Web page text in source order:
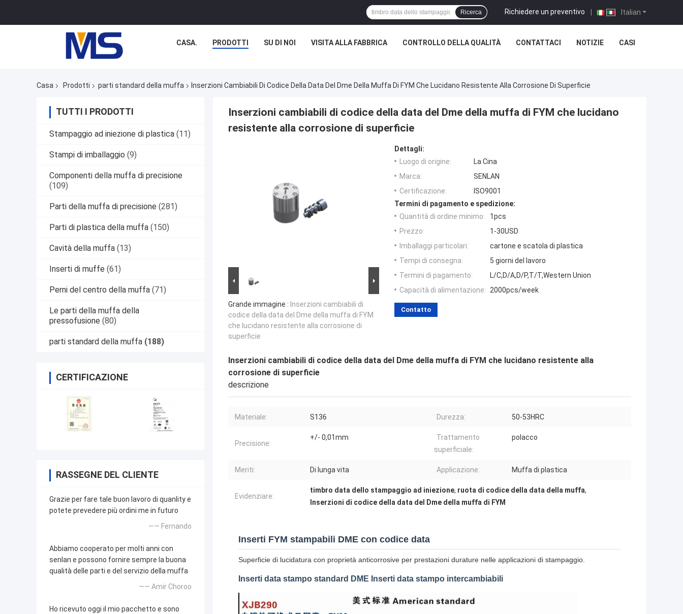
Italian
Richiedere un preventivo |
Ricerca
CASA. PRODOTTI SU DI NOI VISITA ALLA FABBRICA CONTROLLO DELLA QUALITÀ CONTATTACI NOTIZIE CASI
Casa Prodotti parti standard della muffa Inserzioni Cambiabili Di Codice Della Data Del Dme Della Muffa Di FYM Che Lucidano Resistente Alla Corrosione Di Superficie
TUTTI I PRODOTTI
Stampaggio ad iniezione di plastica (11)
Stampi di imballaggio (9)
Componenti della muffa di precisione
(109)
Parti della muffa di precisione (281)
Parti di plastica della muffa (150)
Cavità della muffa (13)
Inserti di muffe (61)
Perni del centro della muffa (71)
Le parti della muffa della
pressofusione (80)
parti standard della muffa (188)
CERTIFICAZIONE
RASSEGNE DEL CLIENTE
Grazie per fare tale buon lavoro di quanlity e
potete prevedere più ordini me in futuro
—— Fernando
Abbiamo cooperato per molti anni con
senlan e possono fornire sempre la buona
qualità delle parti e del servizio della muffa
—— Amir Choroo
Ho ricevuto oggi il mio pacchetto e sono
Inserzioni cambiabili di codice della data del Dme della muffa di FYM che lucidano
resistente alla corrosione di superficie
Grande immagine : Inserzioni cambiabili di
codice della data del Dme della muffa di FYM
che lucidano resistente alla corrosione di
superficie
Dettagli:
Luogo di origine:
La Cina
Marca:
SENLAN
Certificazione:
ISO9001
Termini di pagamento e spedizione:
Quantità di ordine minimo:
1pcs
Prezzo:
1-30USD
Imballaggi particolari:
cartone e scatola di plastica
Tempi di consegna:
5 giorni del lavoro
Termini di pagamento:
L/C,D/A,D/P,T/T,Western Union
Capacità di alimentazione: 2000pcs/week
Contatto
Inserzioni cambiabili di codice della data del Dme della muffa di FYM che lucidano resistente alla
corrosione di superficie
descrizione
Materiale: S136 Durezza: 50-53HRC
Precisione:
+/- 0,01mm
Trattamento
superficiale:
polacco
Meriti: Di lunga vita Applicazione: Muffa di plastica
Evidenziare:
timbro data dello stampaggio ad iniezione, ruota di codice della data della muffa,
Inserzioni di codice della data del Dme della muffa di FYM
Inserti FYM stampabili DME con codice data
Superficie di lucidatura con proprietà anticorrosive per prestazioni durature nelle applicazioni di stampaggio.
Inserti data stampo standard DME Inserti data stampo intercambiabili